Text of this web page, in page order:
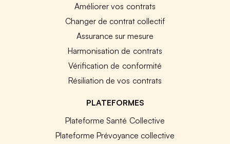
Améliorer vos contrats
Changer de contrat collectif
Assurance sur mesure
Harmonisation de contrats
Vérification de conformité
Résiliation de vos contrats
PLATEFORMES
Plateforme Santé Collective
Plateforme Prévoyance collective